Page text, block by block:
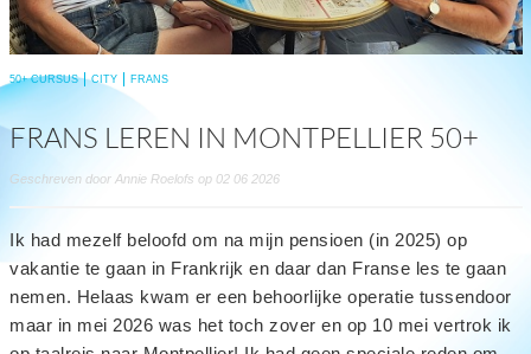
50+ CURSUS CITY FRANS
FRANS LEREN IN MONTPELLIER 50+
Geschreven door Annie Roelofs op 02 06 2026
Ik had mezelf beloofd om na mijn pensioen (in 2025) op
vakantie te gaan in Frankrijk en daar dan Franse les te gaan
nemen. Helaas kwam er een behoorlijke operatie tussendoor
maar in mei 2026 was het toch zover en op 10 mei vertrok ik